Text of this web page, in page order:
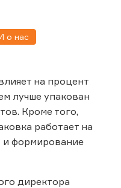
о нас
на процент
лучше упакован
Кроме того,
работает на
формирование
директора